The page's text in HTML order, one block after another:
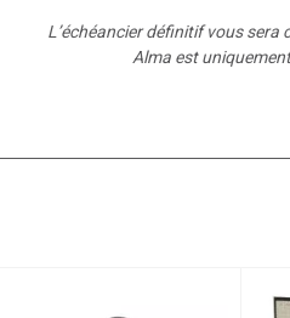
L’échéancier définitif vous
Alma est